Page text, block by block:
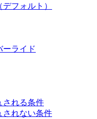
フォルト）
ーライド
される条件
されない条件